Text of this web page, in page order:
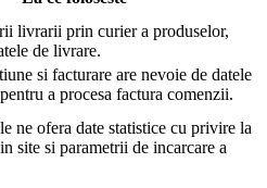
livrarii prin curier a produselor,
de livrare.
si facturare are nevoie de datele
a procesa factura comenzii.
ne ofera date statistice cu privire la
site si parametrii de incarcare a